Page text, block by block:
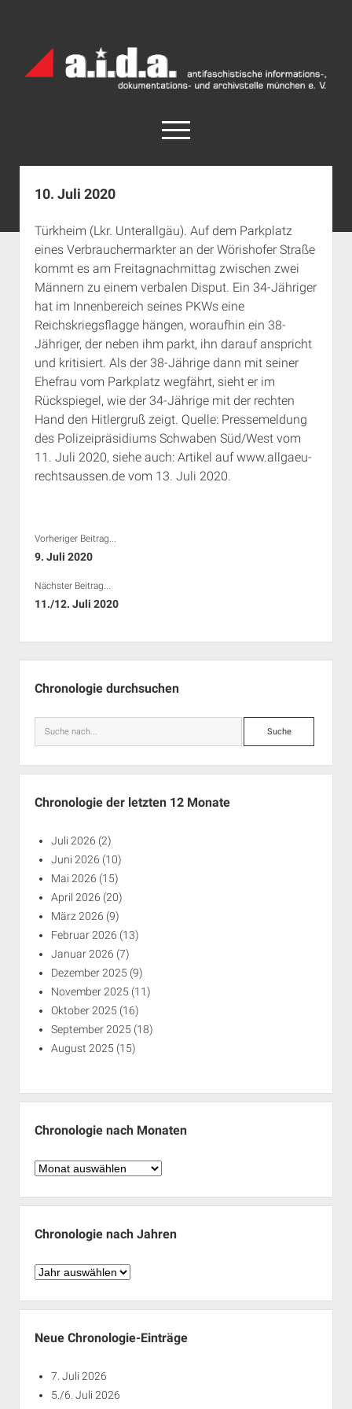
Archiv
München
open
menu
facebook
rss info@aida-archiv.de
Aktuelles
Termine
open
dropdown
menu
Antifaschistische Termine im Süden
Antifaschistische Termine in München
Rechte Termine im Süden
Rechte Termine München
Chronologie
Das Archiv
open
dropdown
menu
a.i.d.a. e. V. unterstützen
Über a.i.d.a.
RSS-Feeds, Twitter & Facebook
Bibliothek
Kontakt & PGP-Key
Impressum
10. Juli 2020
Türkheim (Lkr. Unterallgäu). Auf dem Parkplatz
eines Verbrauchermarkter an der Wörishofer Straße
kommt es am Freitagnachmittag zwischen zwei
Männern zu einem verbalen Disput. Ein 34-Jähriger
hat im Innenbereich seines PKWs eine
Reichskriegsflagge hängen, woraufhin ein 38-
Jähriger, der neben ihm parkt, ihn darauf anspricht
und kritisiert. Als der 38-Jährige dann mit seiner
Ehefrau vom Parkplatz wegfährt, sieht er im
Rückspiegel, wie der 34-Jährige mit der rechten
Hand den Hitlergruß zeigt. Quelle: Pressemeldung
des Polizeipräsidiums Schwaben Süd/West vom
11. Juli 2020, siehe auch: Artikel auf www.allgaeu-
rechtsaussen.de vom 13. Juli 2020.
Vorheriger Beitrag...
9. Juli 2020
Nächster Beitrag...
11./12. Juli 2020
Chronologie durchsuchen
Suche
Chronologie der letzten 12 Monate
Juli 2026 (2)
Juni 2026 (10)
Mai 2026 (15)
April 2026 (20)
März 2026 (9)
Februar 2026 (13)
Januar 2026 (7)
Dezember 2025 (9)
November 2025 (11)
Oktober 2025 (16)
September 2025 (18)
August 2025 (15)
Chronologie nach Monaten
Chronologie
Monaten
Chronologie nach Jahren
Chronologie
Jahren
Neue Chronologie-Einträge
7. Juli 2026
5./6. Juli 2026